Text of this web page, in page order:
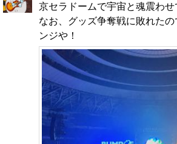
京セラドームで宇宙と魂震わ
なお、グッズ争奪戦に敗れた
ンジや！